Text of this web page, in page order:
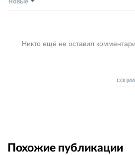
Никто ещё не оставил
Похожие публикации